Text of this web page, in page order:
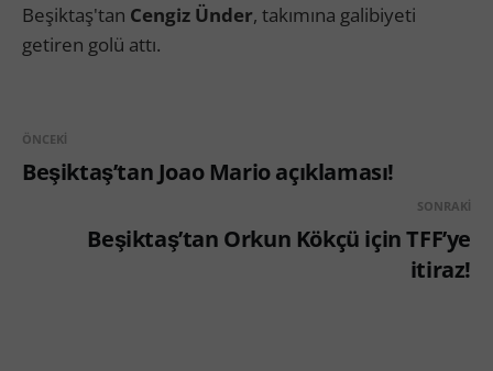
Beşiktaş'tan Cengiz Ünder, takımına galibiyeti
getiren golü attı.
ÖNCEKI
Beşiktaş’tan Joao Mario açıklaması!
SONRAKI
Beşiktaş’tan Orkun Kökçü için TFF’ye
itiraz!